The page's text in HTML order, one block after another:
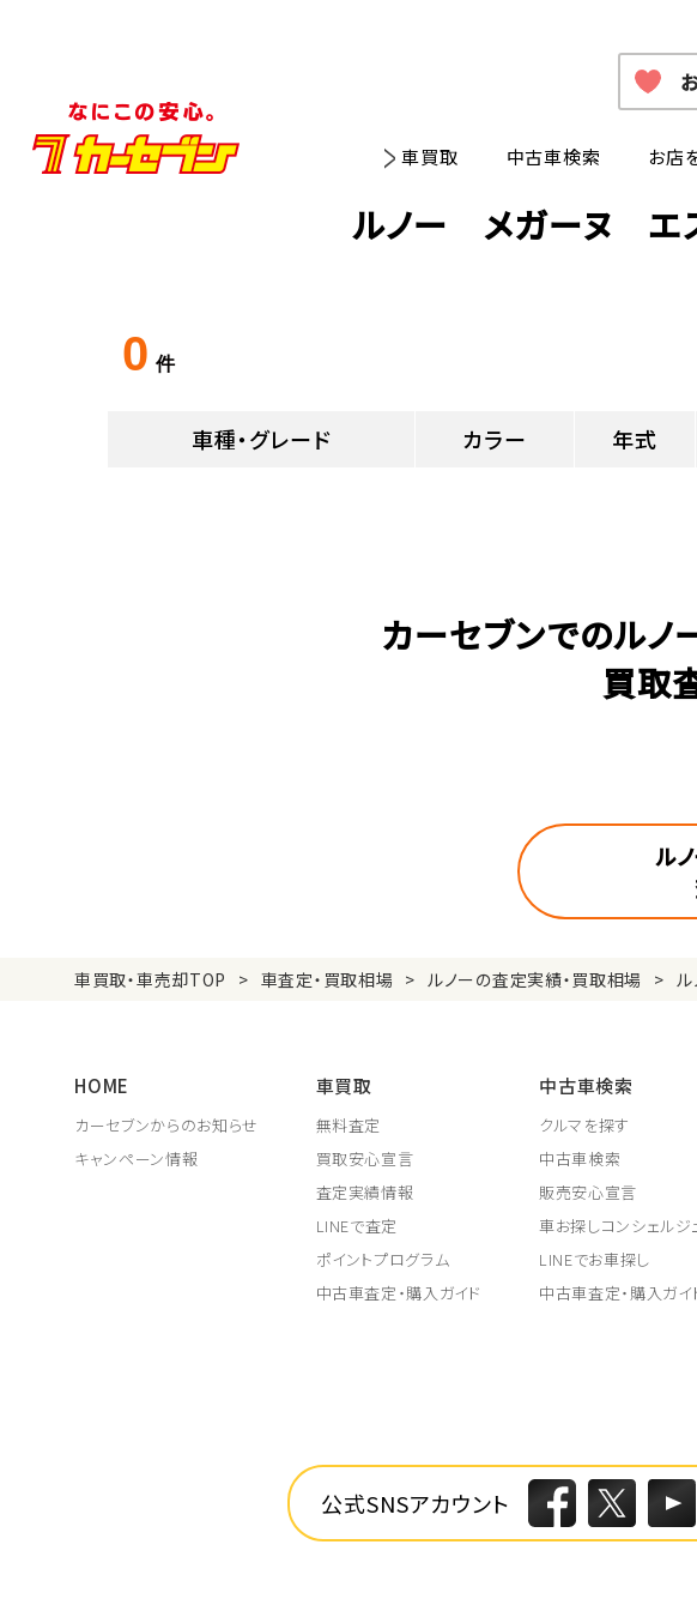
車買取 中古車検索 お店
ルノー メガーヌ エ
0 件
車種・グレード カラー 年式
カーセブンでのル
買取
ル
車買取・車売却TOP 車査定・買取相場 ルノーの査定実績・買取相場
HOME
カーセブンからのお知らせ
キャンペーン情報
車買取
無料査定
買取安心宣言
査定実績情報
LINEで査定
ポイントプログラム
中古車査定・購入ガイド
中古車検索
クルマを探す
中古車検索
販売安心宣言
車お探しコンシェルジ
LINEでお車探し
中古車査定・購入ガイ
公式SNSアカウント